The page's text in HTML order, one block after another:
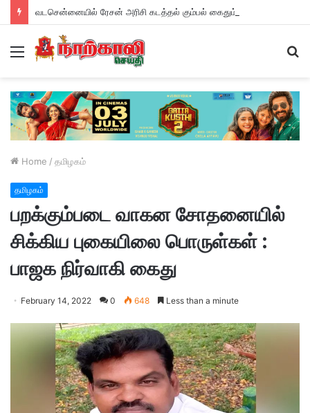
Menu
Home / தமிழகம்
தமிழகம்
பறக்கும்படை வாகன சோதனையில்
சிக்கிய புகையிலை பொருள்கள் :
பாஜக நிர்வாகி கைது
February 14, 2022 0 648 Less than a minute